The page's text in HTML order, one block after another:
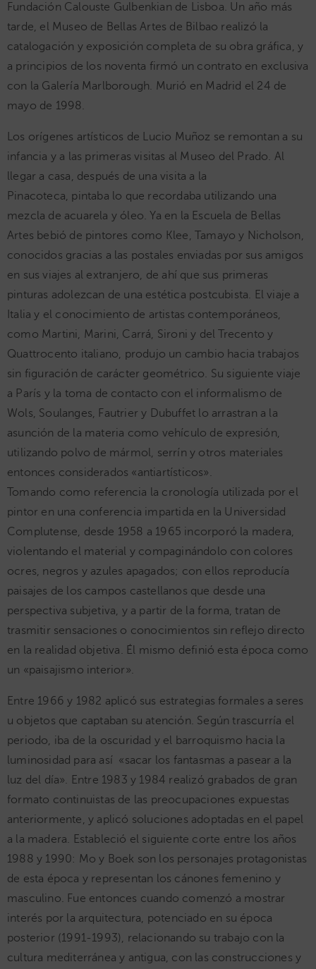
Fundación Calouste Gulbenkian de Lisboa. Un año más
tarde, el Museo de Bellas Artes de Bilbao realizó la
catalogación y exposición completa de su obra gráfica, y
a principios de los noventa firmó un contrato en exclusiva
con la Galería Marlborough. Murió en Madrid el 24 de
mayo de 1998.
Los orígenes artísticos de Lucio Muñoz se remontan a su
infancia y a las primeras visitas al Museo del Prado. Al
llegar a casa, después de una visita a la
Pinacoteca, pintaba lo que recordaba utilizando una
mezcla de acuarela y óleo. Ya en la Escuela de Bellas
Artes bebió de pintores como Klee, Tamayo y Nicholson,
conocidos gracias a las postales enviadas por sus amigos
en sus viajes al extranjero, de ahí que sus primeras
pinturas adolezcan de una estética postcubista. El viaje a
Italia y el conocimiento de artistas contemporáneos,
como Martini, Marini, Carrá, Sironi y del Trecento y
Quattrocento italiano, produjo un cambio hacia trabajos
sin figuración de carácter geométrico. Su siguiente viaje
a París y la toma de contacto con el informalismo de
Wols, Soulanges, Fautrier y Dubuffet lo arrastran a la
asunción de la materia como vehículo de expresión,
utilizando polvo de mármol, serrín y otros materiales
entonces considerados «antiartísticos».
Tomando como referencia la cronología utilizada por el
pintor en una conferencia impartida en la Universidad
Complutense, desde 1958 a 1965 incorporó la madera,
violentando el material y compaginándolo con colores
ocres, negros y azules apagados; con ellos reproducía
paisajes de los campos castellanos que desde una
perspectiva subjetiva, y a partir de la forma, tratan de
trasmitir sensaciones o conocimientos sin reflejo directo
en la realidad objetiva. Él mismo definió esta época como
un «paisajismo interior».
Entre 1966 y 1982 aplicó sus estrategias formales a seres
u objetos que captaban su atención. Según trascurría el
periodo, iba de la oscuridad y el barroquismo hacia la
luminosidad para así «sacar los fantasmas a pasear a la
luz del día». Entre 1983 y 1984 realizó grabados de gran
formato continuistas de las preocupaciones expuestas
anteriormente, y aplicó soluciones adoptadas en el papel
a la madera. Estableció el siguiente corte entre los años
1988 y 1990: Mo y Boek son los personajes protagonistas
de esta época y representan los cánones femenino y
masculino. Fue entonces cuando comenzó a mostrar
interés por la arquitectura, potenciado en su época
posterior (1991-1993), relacionando su trabajo con la
cultura mediterránea y antigua, con las construcciones y